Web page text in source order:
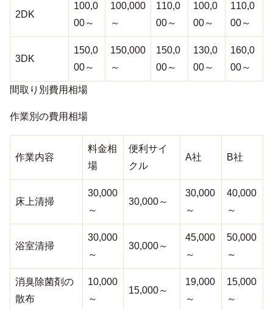
2DK
100,0
00～
100,000
～
110,0
00～
100,0
00～
110,0
00～
3DK
150,0
00～
150,000
～
150,0
00～
130,0
00～
160,0
00～
間取り別費用相場
作業別の費用相場
作業内容
料金相
場
便利サイ
クル
A社 B社
床上清掃
30,000
～
30,000～
30,000
～
40,000
～
浴室清掃
30,000
～
30,000～
45,000
～
50,000
～
消臭除菌剤の
散布
10,000
～
15,000～
19,000
～
15,000
～